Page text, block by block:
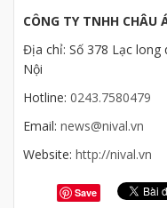
CÔNG TY TNHH CHÂU
Địa chỉ: Số 378 Lạc long
Nội
Hotline: 0243.7580479
Email: news@nival.vn
Website: http://nival.vn
Save